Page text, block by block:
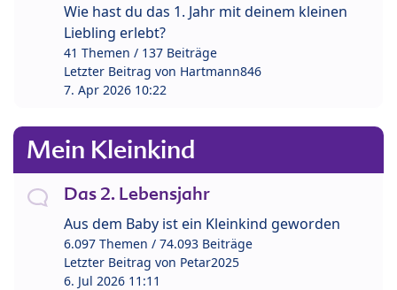
Wie hast du das 1. Jahr mit deinem kleinen
Liebling erlebt?
41 Themen / 137 Beiträge
Letzter Beitrag von Hartmann846
7. Apr 2026 10:22
Mein Kleinkind
Das 2. Lebensjahr
Aus dem Baby ist ein Kleinkind geworden
6.097 Themen / 74.093 Beiträge
Letzter Beitrag von Petar2025
6. Jul 2026 11:11